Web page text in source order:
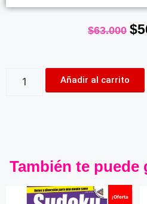
$63.000 $
Añadir al carrito
También te puede
¡Oferta